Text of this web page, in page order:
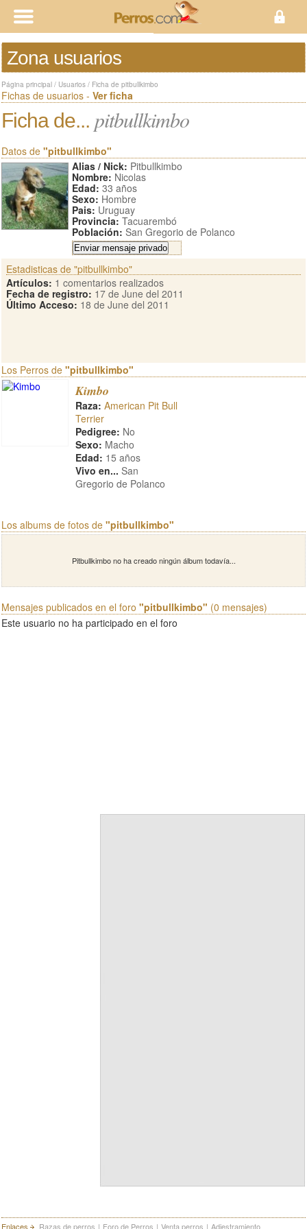
Zona usuarios
Página principal / Usuarios / Ficha de pitbullkimbo
Fichas de usuarios - Ver ficha
Ficha de... pitbullkimbo
Datos de "pitbullkimbo"
Alias / Nick: Pitbullkimbo
Nombre: Nicolas
Edad: 33 años
Sexo: Hombre
Pais: Uruguay
Provincia: Tacuarembó
Población: San Gregorio de Polanco
Estadisticas de "pitbullkimbo"
Artículos: 1 comentarios realizados
Fecha de registro: 17 de June del 2011
Último Acceso: 18 de June del 2011
Los Perros de "pitbullkimbo"
Kimbo
Raza: American Pit Bull
Terrier
Pedigree: No
Sexo: Macho
Edad: 15 años
Vivo en... San
Gregorio de Polanco
Los albums de fotos de "pitbullkimbo"
Pitbullkimbo no ha creado ningún álbum todavía...
Mensajes publicados en el foro "pitbullkimbo" (0 mensajes)
Este usuario no ha participado en el foro
Enlaces Razas de perros | Foro de Perros | Venta perros | Adiestramiento